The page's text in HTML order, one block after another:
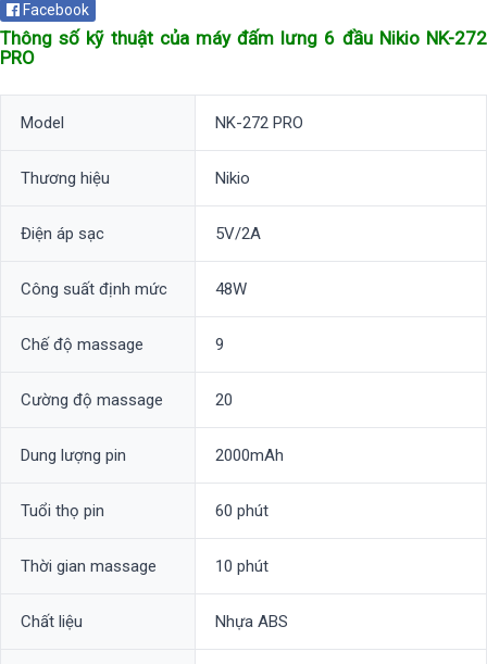
Facebook
Thông số kỹ thuật của máy đấm lưng 6 đầu Nikio NK-272
PRO
Model NK-272 PRO
Thương hiệu Nikio
Điện áp sạc 5V/2A
Công suất định mức 48W
Chế độ massage 9
Cường độ massage 20
Dung lượng pin 2000mAh
Tuổi thọ pin 60 phút
Thời gian massage 10 phút
Chất liệu Nhựa ABS